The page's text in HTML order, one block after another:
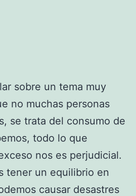
sobre un tema muy
no muchas personas
se trata del consumo de
todo lo que
nos es perjudicial.
tener un equilibrio en
causar desastres